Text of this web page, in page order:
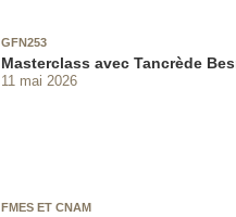
GFN253
Masterclass avec Tancrède
11 mai 2026
FMES ET CNAM